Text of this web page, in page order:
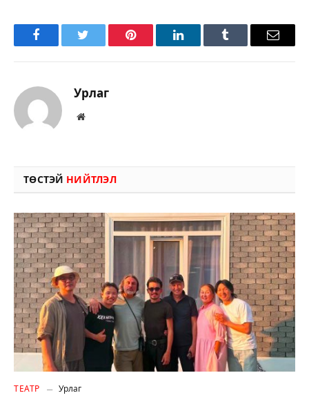
FacebookTwitter Pinterest LinkedInTumblr Имэйл
Урлаг
Вэбсайт
ТӨСТЭЙ НИЙТЛЭЛ
ТЕАТР Урлаг